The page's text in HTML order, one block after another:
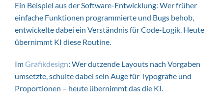
Ein Beispiel aus der Software-Entwicklung: Wer früher
einfache Funktionen programmierte und Bugs behob,
entwickelte dabei ein Verständnis für Code-Logik. Heute
übernimmt KI diese Routine.
ImGrafikdesign: Wer dutzende Layouts nach Vorgaben
umsetzte, schulte dabei sein Auge für Typografie und
Proportionen – heute übernimmt das die KI.